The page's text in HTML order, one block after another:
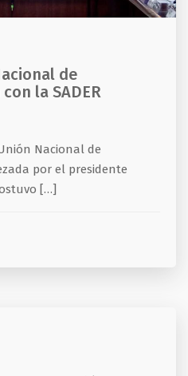
de
la SADER
Nacional de
por el presidente
[…]